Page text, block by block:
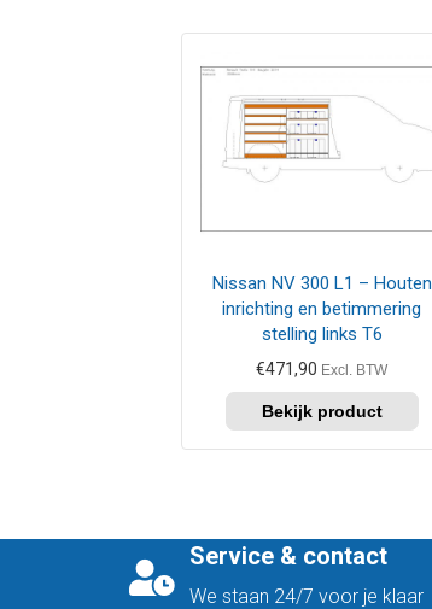
Nissan NV 300 L1 – Houten
inrichting en betimmering
stelling links T6
€471,90 Excl. BTW
Service & contact
We staan 24/7 voor je klaar